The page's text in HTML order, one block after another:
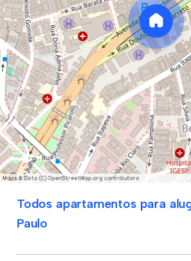
Todos apartamentos para
Paulo